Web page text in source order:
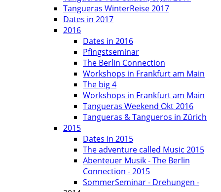
Tangueras WinterReise 2017
Dates in 2017
2016
Dates in 2016
Pfingstseminar
The Berlin Connection
Workshops in Frankfurt am Main
The big 4
Workshops in Frankfurt am Main
Tangueras Weekend Okt 2016
Tangueras & Tangueros in Zürich
2015
Dates in 2015
The adventure called Music 2015
Abenteuer Musik - The Berlin
Connection - 2015
SommerSeminar - Drehungen -